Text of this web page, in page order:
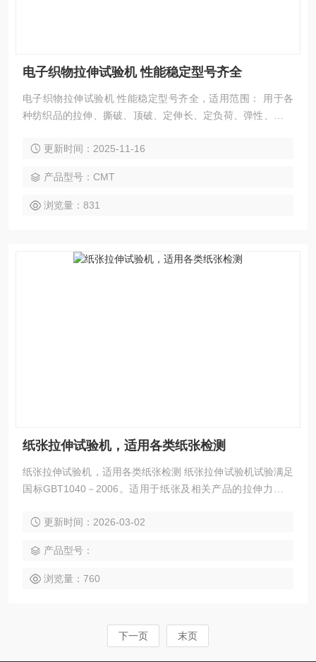
电子织物拉伸试验机 性能稳定型号齐全
电子织物拉伸试验机 性能稳定型号齐全，适用范围： 用于各
种纺织品的拉伸、撕破、顶破、定伸长、定负荷、弹性、缝线
金属、线材、纸张、包装、建材、石化、电工、土工材料之拉
值、伸长、变形测试。
更新时间：2025-11-16
产品型号：CMT
浏览量：831
纸张拉伸试验机，适用各类纸张检测
纸张拉伸试验机，适用各类纸张检测 纸张拉伸试验机试验满足
国标GBT1040－2006。适用于纸张及相关产品的拉伸力学性
值、拉伸强度、拉伸弹性模量、拉伸伸长率。
更新时间：2026-03-02
产品型号：
浏览量：760
下一页 末页